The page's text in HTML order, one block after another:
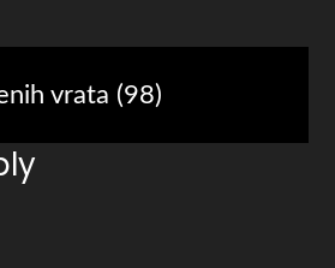
vrata (98)